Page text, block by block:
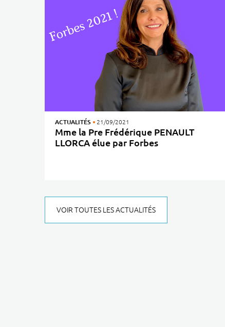
Mme la Pre Frédérique PENAULT
LLORCA élue par Forbes
ACTUALITÉS 21/09/2021
VOIR TOUTES LES ACTUALITÉS